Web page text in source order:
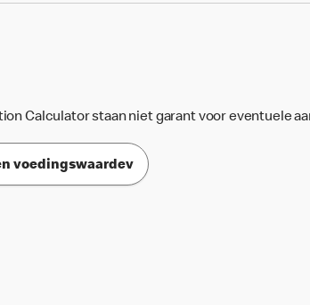
Calculator staan niet garant voor eventuele
voedingswaardev